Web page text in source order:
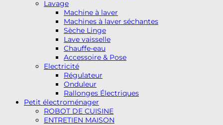
Lavage
Machine à laver
Machines à laver séchantes
Sèche Linge
Lave vaisselle
Chauffe-eau
Accessoire & Pose
Electricité
Régulateur
Onduleur
Rallonges Électriques
Petit électroménager
ROBOT DE CUISINE
ENTRETIEN MAISON